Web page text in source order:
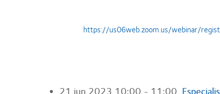
https://us06web.zoom.us/webinar/
21 jun 2023 10:00 - 11:00